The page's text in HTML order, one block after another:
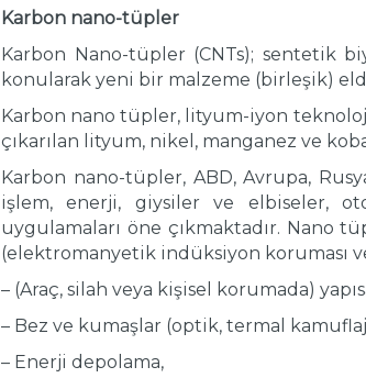
Karbon nano-tüpler
Karbon Nano-tüpler (CNTs); sentetik
konularak yeni bir malzeme (birleşik)
Karbon nano tüpler, lityum-iyon
çıkarılan lityum, nikel, manganez ve
Karbon nano-tüpler, ABD, Avrupa,
işlem, enerji, giysiler ve elbiseler,
uygulamaları öne çıkmaktadır. Nano
(elektromanyetik indüksiyon koruması
– (Araç, silah veya kişisel korumada)
– Bez ve kumaşlar (optik, termal
– Enerji depolama,